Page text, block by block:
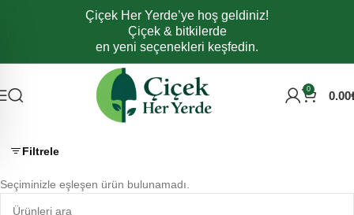
Navigasyona atlaÇiçek Her Yerde’ye hoş geldiniz!
Çiçek & bitkilerde
en yeni seçenekleri keşfedin.
0 0.00
Filtrele
Seçiminizle eşleşen ürün bulunamadı.